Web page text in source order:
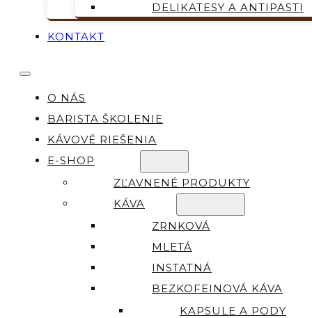
DELIKATESY A ANTIPASTI
KONTAKT
O NÁS
BARISTA ŠKOLENIE
KÁVOVÉ RIEŠENIA
E-SHOP
ZĽAVNENÉ PRODUKTY
KÁVA
ZRNKOVÁ
MLETÁ
INSTATNÁ
BEZKOFEINOVÁ KÁVA
KAPSULE A PODY